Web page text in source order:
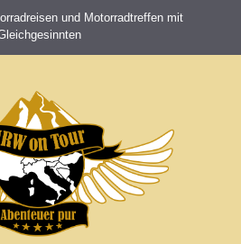
und Motorradtreffen mit